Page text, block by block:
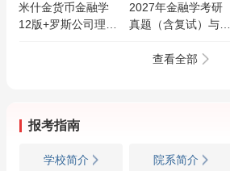
米什金货币金融学
12版+罗斯公司理财
2027年金融学考研
真题（含复试）与典
模拟试题]AI讲解
查看全部
报考指南
学校简介 院系简介